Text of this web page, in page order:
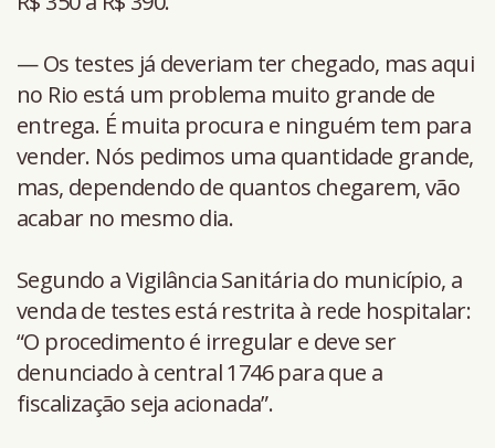
— Os testes já deveriam ter chegado, mas aqui
no Rio está um problema muito grande de
entrega. É muita procura e ninguém tem para
vender. Nós pedimos uma quantidade grande,
mas, dependendo de quantos chegarem, vão
acabar no mesmo dia.
Segundo a Vigilância Sanitária do município, a
venda de testes está restrita à rede hospitalar:
“O procedimento é irregular e deve ser
denunciado à central 1746 para que a
fiscalização seja acionada”.